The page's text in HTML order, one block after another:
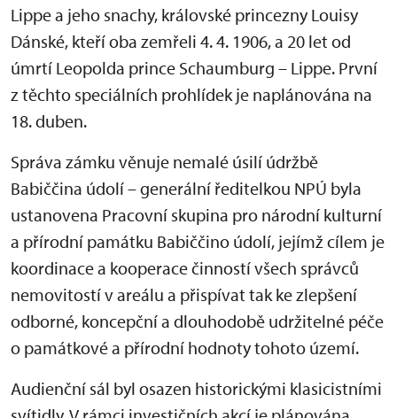
Lippe a jeho snachy, královské princezny Louisy
Dánské, kteří oba zemřeli 4. 4. 1906, a 20 let od
úmrtí Leopolda prince Schaumburg – Lippe. První
z těchto speciálních prohlídek je naplánována na
18. duben.
Správa zámku věnuje nemalé úsilí údržbě
Babiččina údolí – generální ředitelkou NPÚ byla
ustanovena Pracovní skupina pro národní kulturní
a přírodní památku Babiččino údolí, jejímž cílem je
koordinace a kooperace činností všech správců
nemovitostí v areálu a přispívat tak ke zlepšení
odborné, koncepční a dlouhodobě udržitelné péče
o památkové a přírodní hodnoty tohoto území.
Audienční sál byl osazen historickými klasicistními